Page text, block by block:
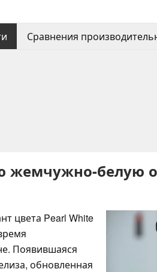
Сравнения
жемчужно-белую
цвета Pearl White
Появившаяся
обновленная